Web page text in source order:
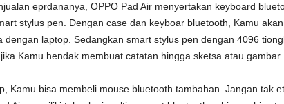
eprdananya, OPPO Pad Air menyertakan keyboard
stylus pen. Dengan case dan keyboar bluetooth, Kamu
dengan laptop. Sedangkan smart stylus pen dengan 4096
Kamu hendak membuat catatan hingga sketsa atau gambar.
Kamu bisa membeli mouse bluetooth tambahan. Jangan tak